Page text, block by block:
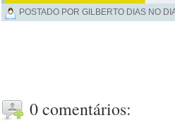
POSTADO POR GILBERTO DIAS NO
0 comentários: